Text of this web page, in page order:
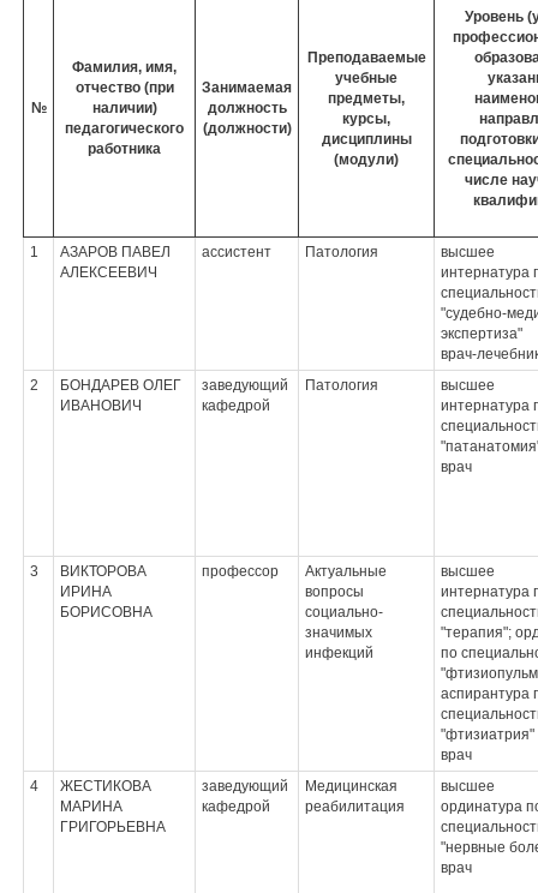
№
Фамилия, имя,
отчество (при
наличии)
педагогического
работника
Занимаемая
должность
(должности)
Преподаваемые
учебные
предметы,
курсы,
дисциплины
(модули)
Уровень
числе
1
АЗАРОВ ПАВЕЛ
АЛЕКСЕЕВИЧ
ассистент Патология
высшее
интернатура
"судебно-
экспертиза"
врач-
2
БОНДАРЕВ ОЛЕГ
ИВАНОВИЧ
заведующий
кафедрой
Патология
высшее
интернатура
врач
3
ВИКТОРОВА
ИРИНА
БОРИСОВНА
профессор
Актуальные
вопросы
социально-
значимых
инфекций
высшее
интернатура
"терапия";
по
аспирантура
"фтизиатрия"
врач
4
ЖЕСТИКОВА
МАРИНА
ГРИГОРЬЕВНА
заведующий
кафедрой
Медицинская
реабилитация
высшее
ординатура
"нервные
врач